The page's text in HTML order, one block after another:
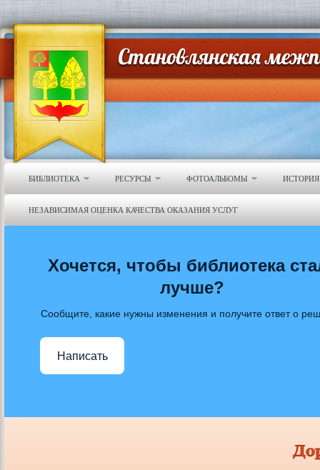
БИБЛИОТЕКА РЕСУРСЫ ФОТОАЛЬБОМЫ
НЕЗАВИСИМАЯ ОЦЕНКА КАЧЕСТВА ОКАЗАНИЯ УСЛУГ
Хочется, чтобы библиотека
лучше?
Сообщите, какие нужны изменения и получите ответ о
Написать